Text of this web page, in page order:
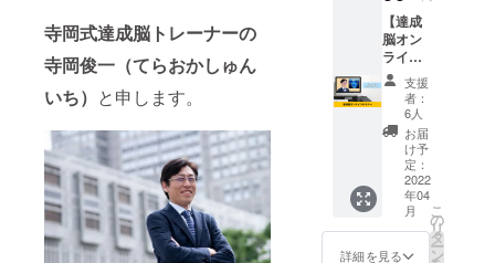
寺岡式達成脳トレーナーの
寺岡俊一（てらおかしゅん
いち） と申します。
を何度も繰
り返してき
た。そんな
自分から脱
却したくて
始めたのが
「脳の取扱
説明書」
NLP。最初は
半信半疑で
一から
熱いお
礼の
メール
をお送
りさせ
ていた
だきま
す。
【達成
脳オン
ライン
セミ
ナー】
達成脳
につい
て90分
のオン
ライン
セミ
ナーを
開催し
ます。
支援
者：
6人
お届
け予
定：
2022
年04
月
詳細を見る
こ
の
リ
タ
ー
ン